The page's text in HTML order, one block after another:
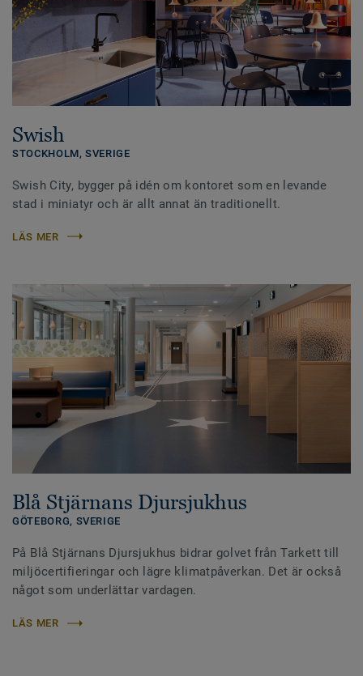
Swish
STOCKHOLM,SVERIGE
Swish City, bygger på idén om kontoret som en levande
stad i miniatyr och är allt annat än traditionellt.
LÄS MER
Blå Stjärnans Djursjukhus
GÖTEBORG, SVERIGE
På Blå Stjärnans Djursjukhus bidrar golvet från Tarkett till
miljöcertifieringar och lägre klimatpåverkan. Det är också
något som underlättar vardagen.
LÄS MER